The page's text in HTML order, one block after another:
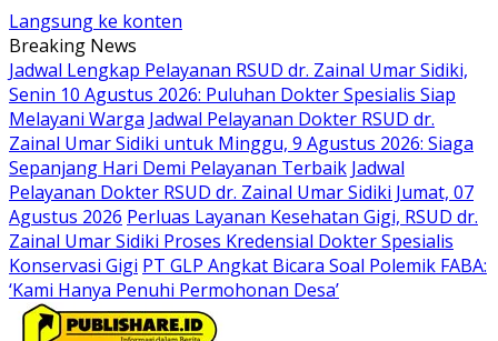
Langsung ke konten
Breaking News
Jadwal Lengkap Pelayanan RSUD dr. Zainal Umar Sidiki,
Senin 10 Agustus 2026: Puluhan Dokter Spesialis Siap
Melayani Warga Jadwal Pelayanan Dokter RSUD dr.
Zainal Umar Sidiki untuk Minggu, 9 Agustus 2026: Siaga
Sepanjang Hari Demi Pelayanan Terbaik Jadwal
Pelayanan Dokter RSUD dr. Zainal Umar Sidiki Jumat, 07
Agustus 2026 Perluas Layanan Kesehatan Gigi, RSUD dr.
Zainal Umar Sidiki Proses Kredensial Dokter Spesialis
Konservasi Gigi PT GLP Angkat Bicara Soal Polemik FABA:
‘Kami Hanya Penuhi Permohonan Desa’